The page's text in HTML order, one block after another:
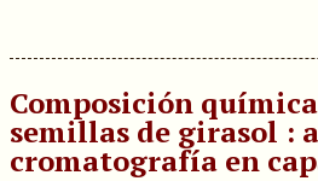
Composición
semillas de girasol :
cromatografía en